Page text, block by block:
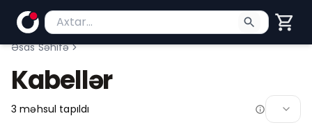
Məhsul axtar
Axtarış üçün ən azı 2 simvol yazın. Göndərmək
Əsas Səhifə
Kabellər
3 məhsul tapıldı